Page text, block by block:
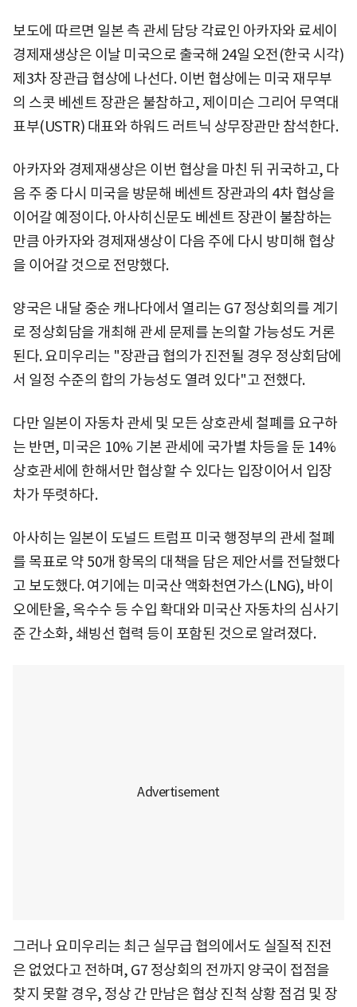
보도에 따르면 일본 측 관세 담당 각료인 아카자와 료세이
경제재생상은 이날 미국으로 출국해 24일 오전(한국 시각)
제3차 장관급 협상에 나선다. 이번 협상에는 미국 재무부
의 스콧 베센트 장관은 불참하고, 제이미슨 그리어 무역대
표부(USTR) 대표와 하워드 러트닉 상무장관만 참석한다.
아카자와 경제재생상은 이번 협상을 마친 뒤 귀국하고, 다
음 주 중 다시 미국을 방문해 베센트 장관과의 4차 협상을
이어갈 예정이다. 아사히신문도 베센트 장관이 불참하는
만큼 아카자와 경제재생상이 다음 주에 다시 방미해 협상
을 이어갈 것으로 전망했다.
양국은 내달 중순 캐나다에서 열리는 G7 정상회의를 계기
로 정상회담을 개최해 관세 문제를 논의할 가능성도 거론
된다. 요미우리는 "장관급 협의가 진전될 경우 정상회담에
서 일정 수준의 합의 가능성도 열려 있다"고 전했다.
다만 일본이 자동차 관세 및 모든 상호관세 철폐를 요구하
는 반면, 미국은 10% 기본 관세에 국가별 차등을 둔 14%
상호관세에 한해서만 협상할 수 있다는 입장이어서 입장
차가 뚜렷하다.
아사히는 일본이 도널드 트럼프 미국 행정부의 관세 철폐
를 목표로 약 50개 항목의 대책을 담은 제안서를 전달했다
고 보도했다. 여기에는 미국산 액화천연가스(LNG), 바이
오에탄올, 옥수수 등 수입 확대와 미국산 자동차의 심사기
준 간소화, 쇄빙선 협력 등이 포함된 것으로 알려졌다.
그러나 요미우리는 최근 실무급 협의에서도 실질적 진전
은 없었다고 전하며, G7 정상회의 전까지 양국이 접점을
찾지 못할 경우, 정상 간 만남은 협상 진척 상황 점검 및 장